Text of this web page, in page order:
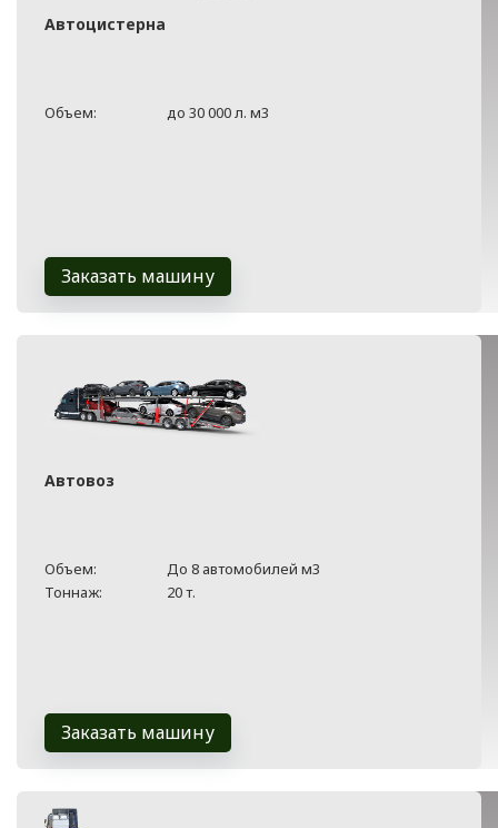
Автоцистерна
Объем: до 30 000 л. м3
Заказать машину
Автовоз
Объем:
До 8 автомобилей м3
Тоннаж:
20 т.
Заказать машину